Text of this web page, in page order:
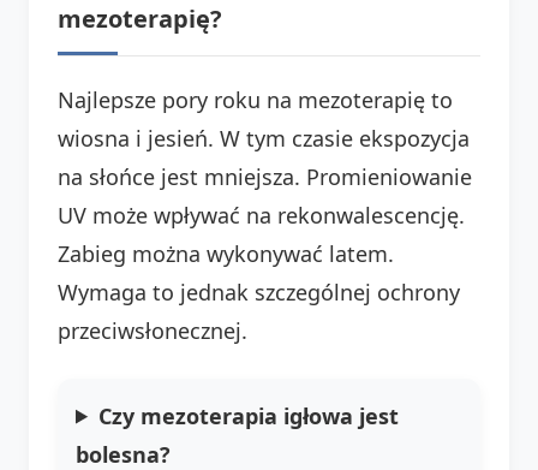
mezoterapię?
Najlepsze pory roku na mezoterapię to
wiosna i jesień. W tym czasie ekspozycja
na słońce jest mniejsza. Promieniowanie
UV może wpływać na rekonwalescencję.
Zabieg można wykonywać latem.
Wymaga to jednak szczególnej ochrony
przeciwsłonecznej.
Czy mezoterapia igłowa jest
bolesna?